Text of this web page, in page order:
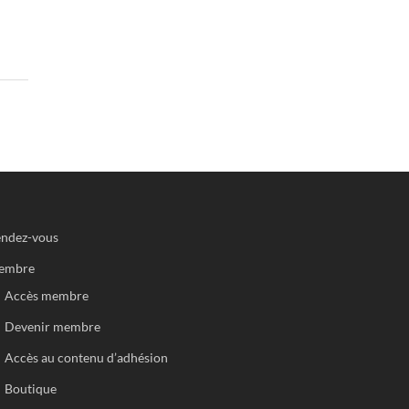
vous
Accès membre
Devenir membre
Accès au contenu d’adhésion
Boutique